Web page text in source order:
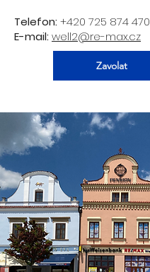
Telefon: +420 725 874 470
E-mail: well2@re-max.cz
Zavolat